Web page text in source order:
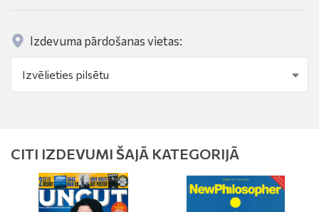
Izdevuma pārdošanas vietas:
CITI IZDEVUMI ŠAJĀ KATEGORIJĀ